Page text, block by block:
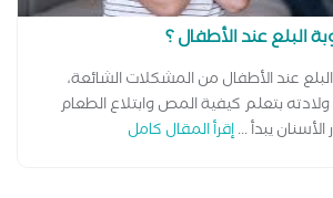
عند الأطفال ؟
عند الأطفال من المشكلات الشائعة،
بتعلم كيفية المص وابتلاع الطعام
يبدأ ...إقرأ المقال كامل